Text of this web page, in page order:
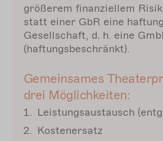
größerem finanziellem
statt einer GbR eine
Gesellschaft, d. h. eine
(haftungsbeschränkt).
Gemeinsames
drei Möglichkeiten:
Leistungsaustausch
Kostenersatz